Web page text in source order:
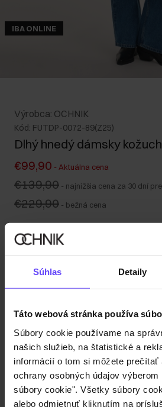
Súhlas Detaily
Táto webová stránka používa
Súbory cookie používame na
našich služieb, na štatistické a
informácií o tom si môžete prečítať
ochrany osobných údajov
súbory cookie". Všetky súbory
alebo odmietnuť kliknutím na
IBA ONLINE
Výrobca: OCHNIK
Kód: FUTDP-0072-89(Z25)
Dlhý hnedý dámsky kožuch
€99,90 - Aktuálna cena
€139,90 - najnižšia cena za 30 dní
€229,90 - bežná cena
Vyberte veľkosť
Odoslanie do 1 pracovného dňa
Detaily
Zloženie